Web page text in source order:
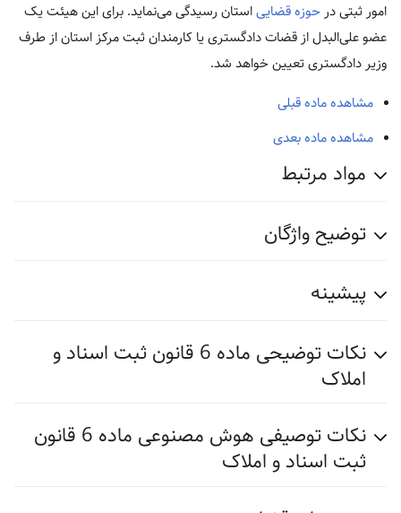
امور ثبتی درحوزه قضاییاستان رسیدگی می‌نماید. برای این هیئت یک
عضو علی‌البدل از قضات دادگستری یا کارمندان ثبت مرکز استان از طرف
وزیر دادگستری تعیین خواهد شد.
مشاهده ماده قبلی
مشاهده ماده بعدی
مواد مرتبط
توضیح واژگان
پیشینه
نکات توضیحی ماده 6 قانون ثبت اسناد و
املاک
نکات توصیفی هوش مصنوعی ماده 6 قانون
ثبت اسناد و املاک